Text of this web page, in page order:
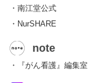
・南江堂公式
・NurSHARE
note
・『がん看護』編集室